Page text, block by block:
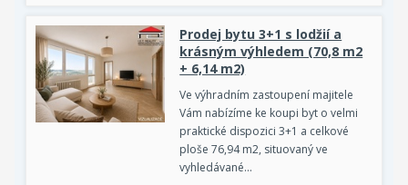
Prodej bytu 3+1 s lodžií a
krásným výhledem (70,8 m2
+ 6,14 m2)
Ve výhradním zastoupení majitele
Vám nabízíme ke koupi byt o velmi
praktické dispozici 3+1 a celkové
ploše 76,94 m2, situovaný ve
vyhledávané…